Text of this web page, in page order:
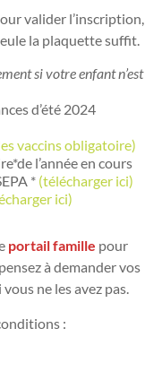
valider l’inscription,
la plaquette suffit.
si votre enfant n’est
d’été 2024
vaccins obligatoire)
l’année en cours
* (télécharger ici)
ici)
portail famille pour
à demander vos
ne les avez pas.
: